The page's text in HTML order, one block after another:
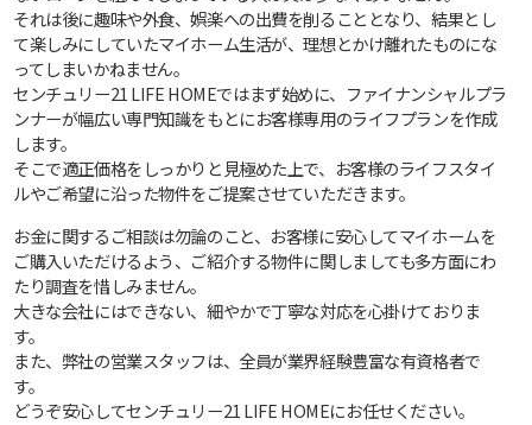
それは後に趣味や外食、娯楽への出費を削ることとなり、結果とし
て楽しみにしていたマイホーム生活が、理想とかけ離れたものにな
ってしまいかねません。
センチュリー21 LIFE HOMEではまず始めに、ファイナンシャルプラ
ンナーが幅広い専門知識をもとにお客様専用のライフプランを作成
します。
そこで適正価格をしっかりと見極めた上で、お客様のライフスタイ
ルやご希望に沿った物件をご提案させていただきます。
お金に関するご相談は勿論のこと、お客様に安心してマイホームを
ご購入いただけるよう、ご紹介する物件に関しましても多方面にわ
たり調査を惜しみません。
大きな会社にはできない、細やかで丁寧な対応を心掛けておりま
す。
また、弊社の営業スタッフは、全員が業界経験豊富な有資格者で
す。
どうぞ安心してセンチュリー21 LIFE HOMEにお任せください。